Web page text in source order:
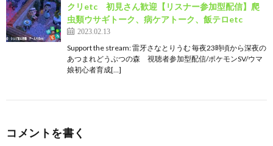
クリetc 初見さん歓迎【リスナー参加型配信】爬
虫類ウサギトーク、病ケアトーク、飯テロetc
2023.02.13
Support the stream: 雷牙さなとりうむ 毎夜23時頃から深夜の
あつまれどうぶつの森 視聴者参加型配信/ポケモンSV/ウマ
娘初心者育成[…]
コメントを書く